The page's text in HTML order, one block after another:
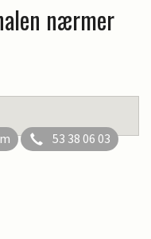
nærmer
53 38 06 03